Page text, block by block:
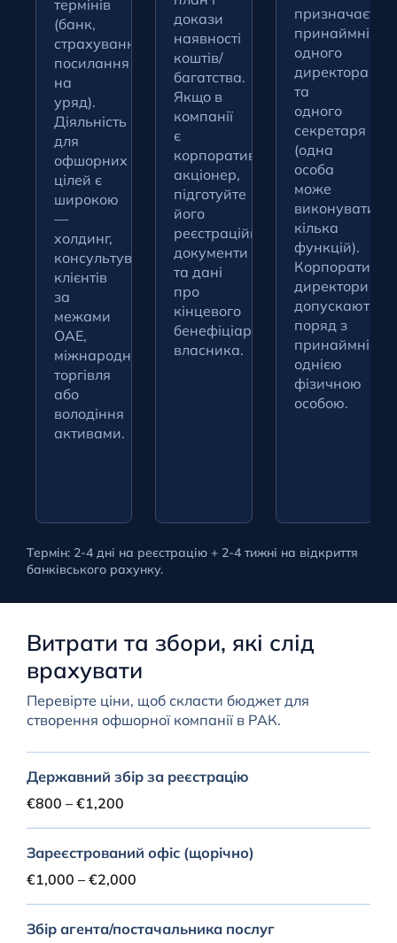
термінів
(банк,
страхування,
посилання
на
уряд).
Діяльність
для
офшорних
цілей є
широкою
—
холдинг,
консультування
клієнтів
за
межами
ОАЕ,
міжнародна
торгівля
або
володіння
активами.
докази
наявності
коштів/
багатства.
Якщо в
компанії
є
корпоративний
акціонер,
підготуйте
його
реєстраційні
документи
та дані
про
кінцевого
бенефіціарного
власника.
призначаєте
принаймні
одного
директора
та
одного
секретаря
(одна
особа
може
виконувати
кілька
функцій).
Корпоративні
директори
допускаються
поряд з
принаймні
однією
фізичною
особою.
Термін: 2-4 дні на реєстрацію + 2-4 тижні на відкриття
банківського рахунку.
Витрати та збори, які слід
врахувати
Перевірте ціни, щоб скласти бюджет для
створення офшорної компанії в РАК.
Державний збір за реєстрацію
€800 – €1,200
Зареєстрований офіс (щорічно)
€1,000 – €2,000
Збір агента/постачальника послуг